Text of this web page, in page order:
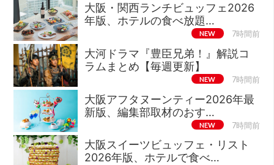
大阪・関西ランチビュッフェ2026
年版、ホテルの食べ放題…
NEW 7時間前
大河ドラマ『豊臣兄弟！』解説コ
ラムまとめ【毎週更新】
NEW 7時間前
大阪アフタヌーンティー2026年最
新版、編集部取材のおす…
NEW 7時間前
大阪スイーツビュッフェ・リスト
2026年版、ホテルで食べ…